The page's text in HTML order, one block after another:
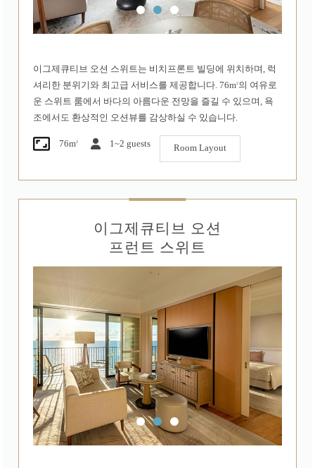
이그제큐티브 오션 스위트는 비치프론트 빌딩에 위치하며, 럭
셔리한 분위기와 최고급 서비스를 제공합니다. 76m2의 여유로
운 스위트 룸에서 바다의 아름다운 전망을 즐길 수 있으며, 욕
조에서도 환상적인 오션뷰를 감상하실 수 있습니다.
76m2 1~2 guests Room Layout
이그제큐티브 오션
프런트 스위트